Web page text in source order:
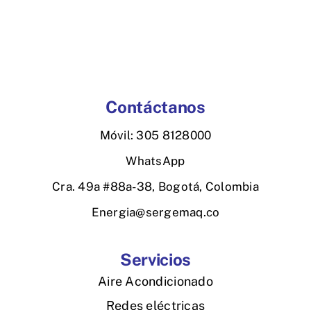
Contáctanos
Móvil: 305 8128000
WhatsApp
Cra. 49a #88a-38, Bogotá, Colombia
Energia@sergemaq.co
Servicios
Aire Acondicionado
Redes eléctricas